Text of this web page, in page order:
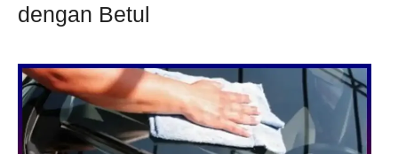
dengan Betul